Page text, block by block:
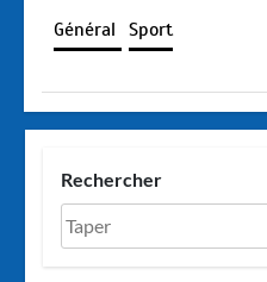
Général Sport
Rechercher